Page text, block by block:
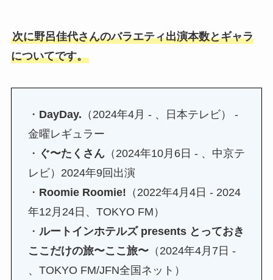
次に野呂佳代さんのバラエティ出演本数とギャラ
についてです。
・ DayDay. （2024年4月 - 、日本テレビ） -
金曜レギュラー
・ ぐ〜たくさん（2024年10月6日 - 、中京テ
レビ）2024年9回出演
・ Roomie Roomie! （2022年4月4日 - 2024
年12月24日、TOKYO FM）
・ ルートインホテルズ presents とっておき
ここだけの旅〜ここ旅〜（2024年4月7日 -
、TOKYO FM/JFN全国ネット）